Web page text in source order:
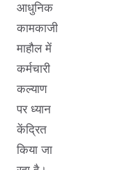
आधुनिक
कामकाजी
माहौल में
कर्मचारी
कल्याण
पर ध्यान
केंद्रित
किया जा